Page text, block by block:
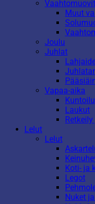
Vaahtomuovit
Muut
Joulu
Juhlat
Vapaa-aika
Kuntoilu
Laukut
Lelut
Lelut
Koti- ja
Legot
Nuket